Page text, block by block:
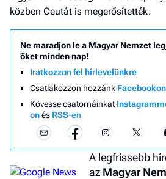
közben Ceutát is megerősítették.
Ne maradjon le a Magyar Nemzet
őket minden nap!
Iratkozzon fel hírlevelünkre
Csatlakozzon hozzánk Facebookon
Kövesse csatornáinkat
onés RSS-en
A legfrissebb
az Magyar